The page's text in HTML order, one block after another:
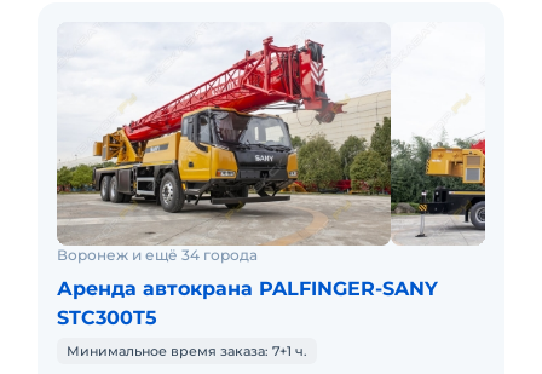
Воронеж и ещё 34 города
Аренда автокрана PALFINGER-SANY
STC300T5
Минимальное время заказа: 7+1 ч.